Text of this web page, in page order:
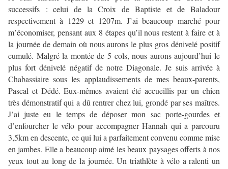
successifs : celui de la Croix de Baptiste et de Baladour
respectivement à 1229 et 1207m. J’ai beaucoup marché pour
m’économiser, pensant aux 8 étapes qu’il nous restent à faire et à
la journée de demain où nous aurons le plus gros dénivelé positif
cumulé. Malgré la montée de 5 cols, nous aurons aujourd’hui le
plus fort dénivelé négatif de notre Diagonale. Je suis arrivée à
Chabassiaire sous les applaudissements de mes beaux-parents,
Pascal et Dédé. Eux-mêmes avaient été accueillis par un chien
très démonstratif qui a dû rentrer chez lui, grondé par ses maîtres.
J’ai juste eu le temps de déposer mon sac porte-gourdes et
d’enfourcher le vélo pour accompagner Hannah qui a parcouru
3,5km en descente, ce qui lui a parfaitement convenu comme mise
en jambes. Elle a beaucoup aimé les beaux paysages offerts à nos
yeux tout au long de la journée. Un triathlète à vélo a ralenti un